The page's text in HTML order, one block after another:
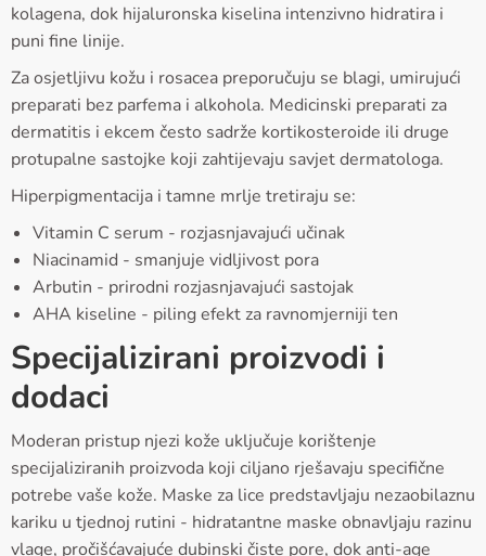
kolagena, dok hijaluronska kiselina intenzivno hidratira i
puni fine linije.
Za osjetljivu kožu i rosacea preporučuju se blagi, umirujući
preparati bez parfema i alkohola. Medicinski preparati za
dermatitis i ekcem često sadrže kortikosteroide ili druge
protupalne sastojke koji zahtijevaju savjet dermatologa.
Hiperpigmentacija i tamne mrlje tretiraju se:
Vitamin C serum - rozjasnjavajući učinak
Niacinamid - smanjuje vidljivost pora
Arbutin - prirodni rozjasnjavajući sastojak
AHA kiseline - piling efekt za ravnomjerniji ten
Specijalizirani proizvodi i
dodaci
Moderan pristup njezi kože uključuje korištenje
specijaliziranih proizvoda koji ciljano rješavaju specifične
potrebe vaše kože. Maske za lice predstavljaju nezaobilaznu
kariku u tjednoj rutini - hidratantne maske obnavljaju razinu
vlage, pročišćavajuće dubinski čiste pore, dok anti-age